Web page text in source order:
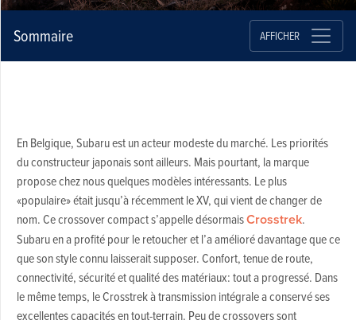
Sommaire AFFICHER
En Belgique, Subaru est un acteur modeste du marché. Les priorités
du constructeur japonais sont ailleurs. Mais pourtant, la marque
propose chez nous quelques modèles intéressants. Le plus
«populaire» était jusqu’à récemment le XV, qui vient de changer de
nom. Ce crossover compact s’appelle désormaisCrosstrek.
Subaru en a profité pour le retoucher et l’a amélioré davantage que ce
que son style connu laisserait supposer. Confort, tenue de route,
connectivité, sécurité et qualité des matériaux: tout a progressé. Dans
le même temps, le Crosstrek à transmission intégrale a conservé ses
excellentes capacités en tout-terrain. Peu de crossovers sont